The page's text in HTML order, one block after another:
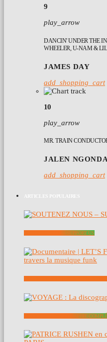
9
play_arrow
DANCIN' UNDER THE
WHEELER, U-NAM &
JAMES DAY
add_shopping_cart
10
play_arrow
MR. TRAIN
JALEN NGONDA
add_shopping_cart
ARTICLES POPULAIRES
SOUTENEZ NOUS – SUPPORT US
DOCUMENTAIRE | LET’S FUNK
VOYAGE : LA DISCOGRAPHIE